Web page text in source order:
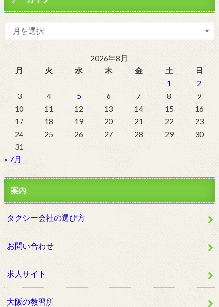
2026年8月
月
火 水 木 金 土
日
1
2
3
4 5 6 7 8
9
10
11 12 13 14 15
16
17
18 19 20 21 22
23
24
25 26 27 28 29
30
31
« 7月
案内
タクシー会社の選び方
お問い合わせ
求人サイト
大阪の教習所